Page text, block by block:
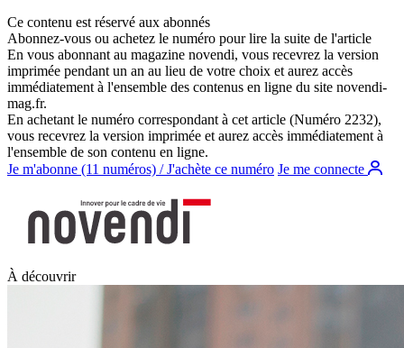
Ce contenu est réservé aux abonnés
Abonnez-vous ou achetez le numéro pour lire la suite de l'article
En vous abonnant au magazine novendi, vous recevrez la version
imprimée pendant un an au lieu de votre choix et aurez accès
immédiatement à l'ensemble des contenus en ligne du site novendi-
mag.fr.
En achetant le numéro correspondant à cet article (Numéro 2232),
vous recevrez la version imprimée et aurez accès immédiatement à
l'ensemble de son contenu en ligne.
Je m'abonne (11 numéros) / J'achète ce numéro Je me connecte
À découvrir